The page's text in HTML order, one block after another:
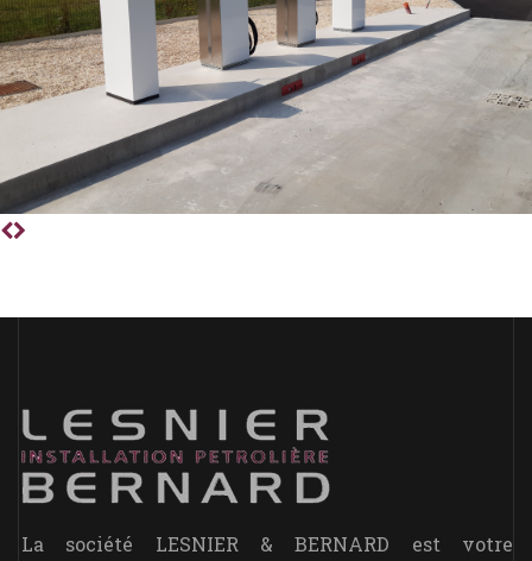
La société LESNIER & BERNARD est votre